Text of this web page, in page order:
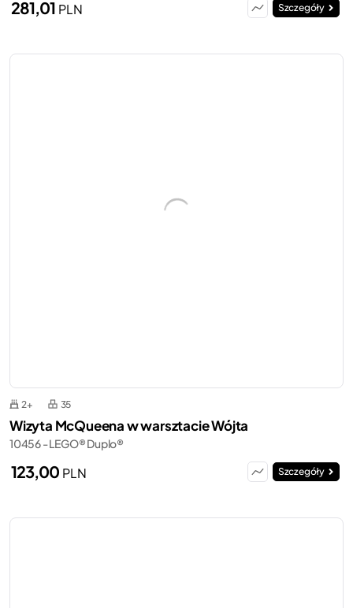
281,01 PLN Szczegóły
2+ 35
Wizyta McQueena w warsztacie Wójta
10456 - LEGO® Duplo®
123,00 PLN Szczegóły